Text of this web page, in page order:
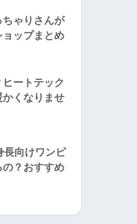
ちゃりさんが
ップまとめ
ートテック
くなりませ
長向けワンピ
？おすすめ